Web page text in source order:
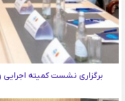
برگزاری نشست کمیته اجرایی